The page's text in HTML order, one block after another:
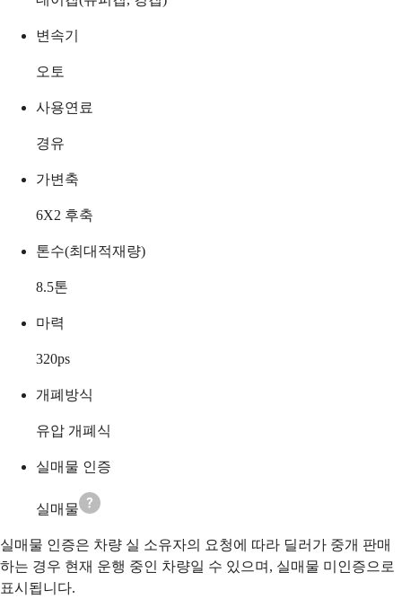
변속기
오토
사용연료
경유
가변축
6X2 후축
톤수(최대적재량)
8.5톤
마력
320ps
개폐방식
유압 개폐식
실매물 인증
실매물
실매물 인증은 차량 실 소유자의 요청에 따라 딜러가 중개 판매
하는 경우 현재 운행 중인 차량일 수 있으며, 실매물 미인증으로
표시됩니다.